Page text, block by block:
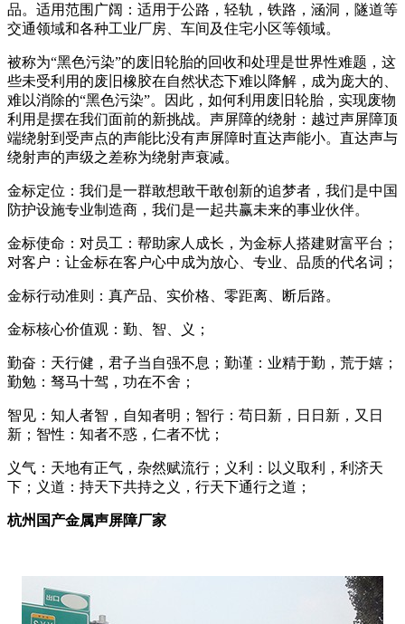
品。适用范围广阔：适用于公路，轻轨，铁路，涵洞，隧道等
交通领域和各种工业厂房、车间及住宅小区等领域。
被称为“黑色污染”的废旧轮胎的回收和处理是世界性难题，这
些未受利用的废旧橡胶在自然状态下难以降解，成为庞大的、
难以消除的“黑色污染”。因此，如何利用废旧轮胎，实现废物
利用是摆在我们面前的新挑战。声屏障的绕射：越过声屏障顶
端绕射到受声点的声能比没有声屏障时直达声能小。直达声与
绕射声的声级之差称为绕射声衰减。
金标定位：我们是一群敢想敢干敢创新的追梦者，我们是中国
防护设施专业制造商，我们是一起共赢未来的事业伙伴。
金标使命：对员工：帮助家人成长，为金标人搭建财富平台；
对客户：让金标在客户心中成为放心、专业、品质的代名词；
金标行动准则：真产品、实价格、零距离、断后路。
金标核心价值观：勤、智、义；
勤奋：天行健，君子当自强不息；勤谨：业精于勤，荒于嬉；
勤勉：驽马十驾，功在不舍；
智见：知人者智，自知者明；智行：苟日新，日日新，又日
新；智性：知者不惑，仁者不忧；
义气：天地有正气，杂然赋流行；义利：以义取利，利济天
下；义道：持天下共持之义，行天下通行之道；
杭州国产金属声屏障厂家